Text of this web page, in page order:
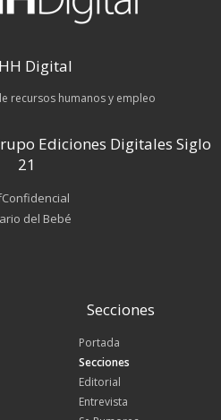
Digital
recursos humanos y empleo
Ediciones Digitales Siglo
21
del Bebé
Secciones
Portada
Secciones
Editorial
Entrevista